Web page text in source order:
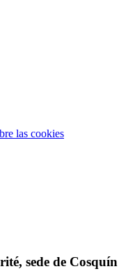
las cookies
sede de Cosquín